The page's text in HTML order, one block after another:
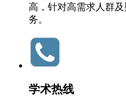
高，针对高需求人群
务。
学术热线